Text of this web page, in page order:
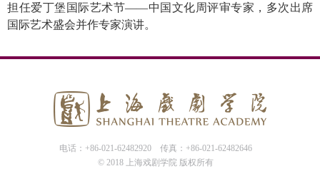
担任爱丁堡国际艺术节——中国文化周评审专家，多次出席
国际艺术盛会并作专家演讲。
电话：+86-021-62482920
传真：+86-021-62482646
© 2018 上海戏剧学院 版权所有